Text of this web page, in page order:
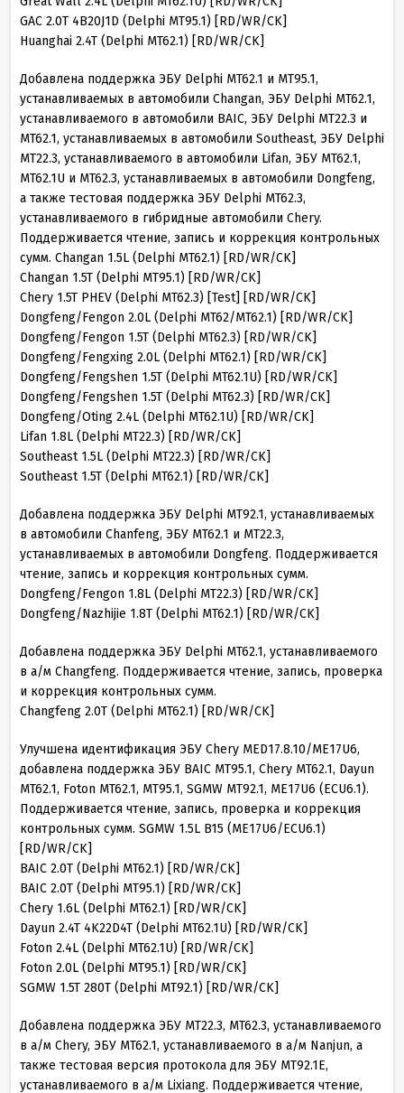
GAC 2.0T 4B20J1D (Delphi MT95.1) [RD/WR/CK]
Huanghai 2.4T (Delphi MT62.1) [RD/WR/CK]
Добавлена поддержка ЭБУ Delphi MT62.1 и MT95.1,
устанавливаемых в автомобили Changan, ЭБУ Delphi MT62.1,
устанавливаемого в автомобили BAIC, ЭБУ Delphi MT22.3 и
MT62.1, устанавливаемых в автомобили Southeast, ЭБУ Delphi
MT22.3, устанавливаемого в автомобили Lifan, ЭБУ MT62.1,
MT62.1U и MT62.3, устанавливаемых в автомобили Dongfeng,
а также тестовая поддержка ЭБУ Delphi MT62.3,
устанавливаемого в гибридные автомобили Chery.
Поддерживается чтение, запись и коррекция контрольных
сумм. Changan 1.5L (Delphi MT62.1) [RD/WR/CK]
Changan 1.5T (Delphi MT95.1) [RD/WR/CK]
Chery 1.5T PHEV (Delphi MT62.3) [Test] [RD/WR/CK]
Dongfeng/Fengon 2.0L (Delphi MT62/MT62.1) [RD/WR/CK]
Dongfeng/Fengon 1.5T (Delphi MT62.3) [RD/WR/CK]
Dongfeng/Fengxing 2.0L (Delphi MT62.1) [RD/WR/CK]
Dongfeng/Fengshen 1.5T (Delphi MT62.1U) [RD/WR/CK]
Dongfeng/Fengshen 1.5T (Delphi MT62.3) [RD/WR/CK]
Dongfeng/Oting 2.4L (Delphi MT62.1U) [RD/WR/CK]
Lifan 1.8L (Delphi MT22.3) [RD/WR/CK]
Southeast 1.5L (Delphi MT22.3) [RD/WR/CK]
Southeast 1.5T (Delphi MT62.1) [RD/WR/CK]
Добавлена поддержка ЭБУ Delphi MT92.1, устанавливаемых
в автомобили Chanfeng, ЭБУ MT62.1 и MT22.3,
устанавливаемых в автомобили Dongfeng. Поддерживается
чтение, запись и коррекция контрольных сумм.
Dongfeng/Fengon 1.8L (Delphi MT22.3) [RD/WR/CK]
Dongfeng/Nazhijie 1.8T (Delphi MT62.1) [RD/WR/CK]
Добавлена поддержка ЭБУ Delphi MT62.1, устанавливаемого
в а/м Changfeng. Поддерживается чтение, запись, проверка
и коррекция контрольных сумм.
Changfeng 2.0T (Delphi MT62.1) [RD/WR/CK]
Улучшена идентификация ЭБУ Chery MED17.8.10/ME17U6,
добавлена поддержка ЭБУ BAIC MT95.1, Chery MT62.1, Dayun
MT62.1, Foton MT62.1, MT95.1, SGMW MT92.1, ME17U6 (ECU6.1).
Поддерживается чтение, запись, проверка и коррекция
контрольных сумм. SGMW 1.5L B15 (ME17U6/ECU6.1)
[RD/WR/CK]
BAIC 2.0T (Delphi MT62.1) [RD/WR/CK]
BAIC 2.0T (Delphi MT95.1) [RD/WR/CK]
Chery 1.6L (Delphi MT62.1) [RD/WR/CK]
Dayun 2.4T 4K22D4T (Delphi MT62.1U) [RD/WR/CK]
Foton 2.4L (Delphi MT62.1U) [RD/WR/CK]
Foton 2.0L (Delphi MT95.1) [RD/WR/CK]
SGMW 1.5T 280T (Delphi MT92.1) [RD/WR/CK]
Добавлена поддержка ЭБУ МТ22.3, MT62.3, устанавливаемого
в а/м Chery, ЭБУ MT62.1, устанавливаемого в а/м Nanjun, а
также тестовая версия протокола для ЭБУ MT92.1E,
устанавливаемого в а/м Lixiang. Поддерживается чтение,